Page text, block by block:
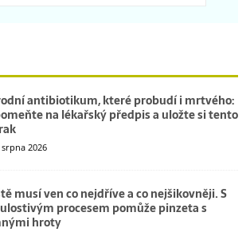
antibiotikum, které probudí i mrtvého:
na lékařský předpis a uložte si tento
srpna 2026
musí ven co nejdříve a co nejšikovněji. S
procesem pomůže pinzeta s
hroty